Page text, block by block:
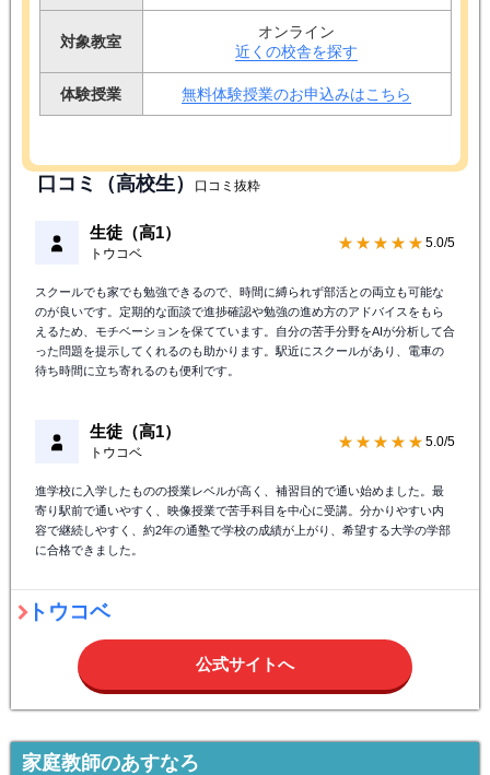
対象教室
オンライン
近くの校舎を探す
体験授業 無料体験授業のお申込みはこちら
口コミ（高校生） 口コミ抜粋
生徒（高1）
トウコベ
★★★★★ 5.0/5
スクールでも家でも勉強できるので、時間に縛られず部活との両立も可能な
のが良いです。定期的な面談で進捗確認や勉強の進め方のアドバイスをもら
えるため、モチベーションを保てています。自分の苦手分野をAIが分析して合
った問題を提示してくれるのも助かります。駅近にスクールがあり、電車の
待ち時間に立ち寄れるのも便利です。
生徒（高1）
トウコベ
★★★★★ 5.0/5
進学校に入学したものの授業レベルが高く、補習目的で通い始めました。最
寄り駅前で通いやすく、映像授業で苦手科目を中心に受講。分かりやすい内
容で継続しやすく、約2年の通塾で学校の成績が上がり、希望する大学の学部
に合格できました。
トウコベ
公式サイトへ
家庭教師のあすなろ